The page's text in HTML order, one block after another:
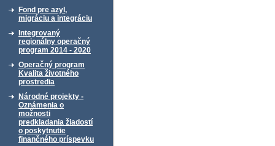
Fond pre azyl,
migráciu a integráciu
Integrovaný
regionálny operačný
program 2014 - 2020
Operačný program
Kvalita životného
prostredia
Národné projekty -
Oznámenia o
možnosti
predkladania žiadostí
o poskytnutie
finančného príspevku